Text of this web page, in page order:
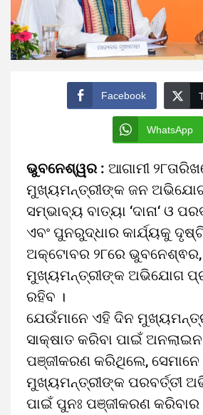
Facebook
WhatsApp
ଭୁବନେଶ୍ୱର : ଆଗାମୀ
ମୁଖ୍ୟମନ୍ତ୍ରୀଙ୍କ ଜନ
ସମ୍ଭାବ୍ୟ ବାତ୍ୟା ‘ଦାନା‘ ଓ
ଏବଂ ପୁନରୁଦ୍ଧାର କାର୍ଯ୍ୟକୁ
ଅକ୍ଟୋବର ୨୮ରେ
ମୁଖ୍ୟମନ୍ତ୍ରୀଙ୍କ ଅଭିଯୋଗ
ରହିବ ।
ଯେଉଁମାନେ ଏହି ଦିନ
ସାକ୍ଷାତ କରିବା ପାଇଁ
ପଞ୍ଜୀକରଣ କରିଥିଲେ, ସେମାନେ
ମୁଖ୍ୟମନ୍ତ୍ରୀଙ୍କ ପରବର୍ତ୍ତୀ
ପାଇଁ ପୁନଃ ପଞ୍ଜୀକରଣ